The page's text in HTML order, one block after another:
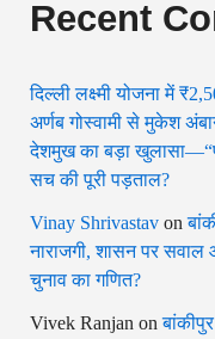
Recent
दिल्ली लक्ष्मी योजना में
अर्णब गोस्वामी से मुकेश
देशमुख का बड़ा
सच की पूरी पड़ताल?
Vinay Shrivastav on
नाराजगी, शासन पर सवाल
चुनाव का गणित?
Vivek Ranjan on